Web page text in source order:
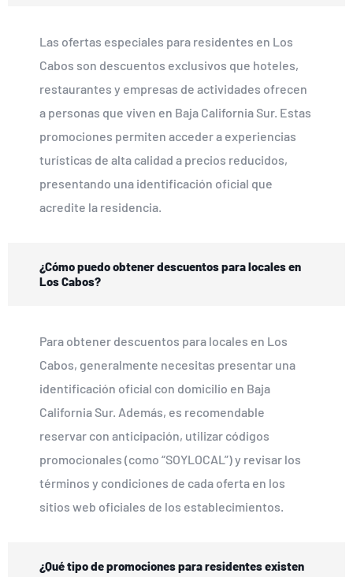
Las ofertas especiales para residentes en Los
Cabos son descuentos exclusivos que hoteles,
restaurantes y empresas de actividades ofrecen
a personas que viven en Baja California Sur. Estas
promociones permiten acceder a experiencias
turísticas de alta calidad a precios reducidos,
presentando una identificación oficial que
acredite la residencia.
¿Cómo puedo obtener descuentos para locales en
Los Cabos?
Para obtener descuentos para locales en Los
Cabos, generalmente necesitas presentar una
identificación oficial con domicilio en Baja
California Sur. Además, es recomendable
reservar con anticipación, utilizar códigos
promocionales (como “SOYLOCAL”) y revisar los
términos y condiciones de cada oferta en los
sitios web oficiales de los establecimientos.
¿Qué tipo de promociones para residentes existen